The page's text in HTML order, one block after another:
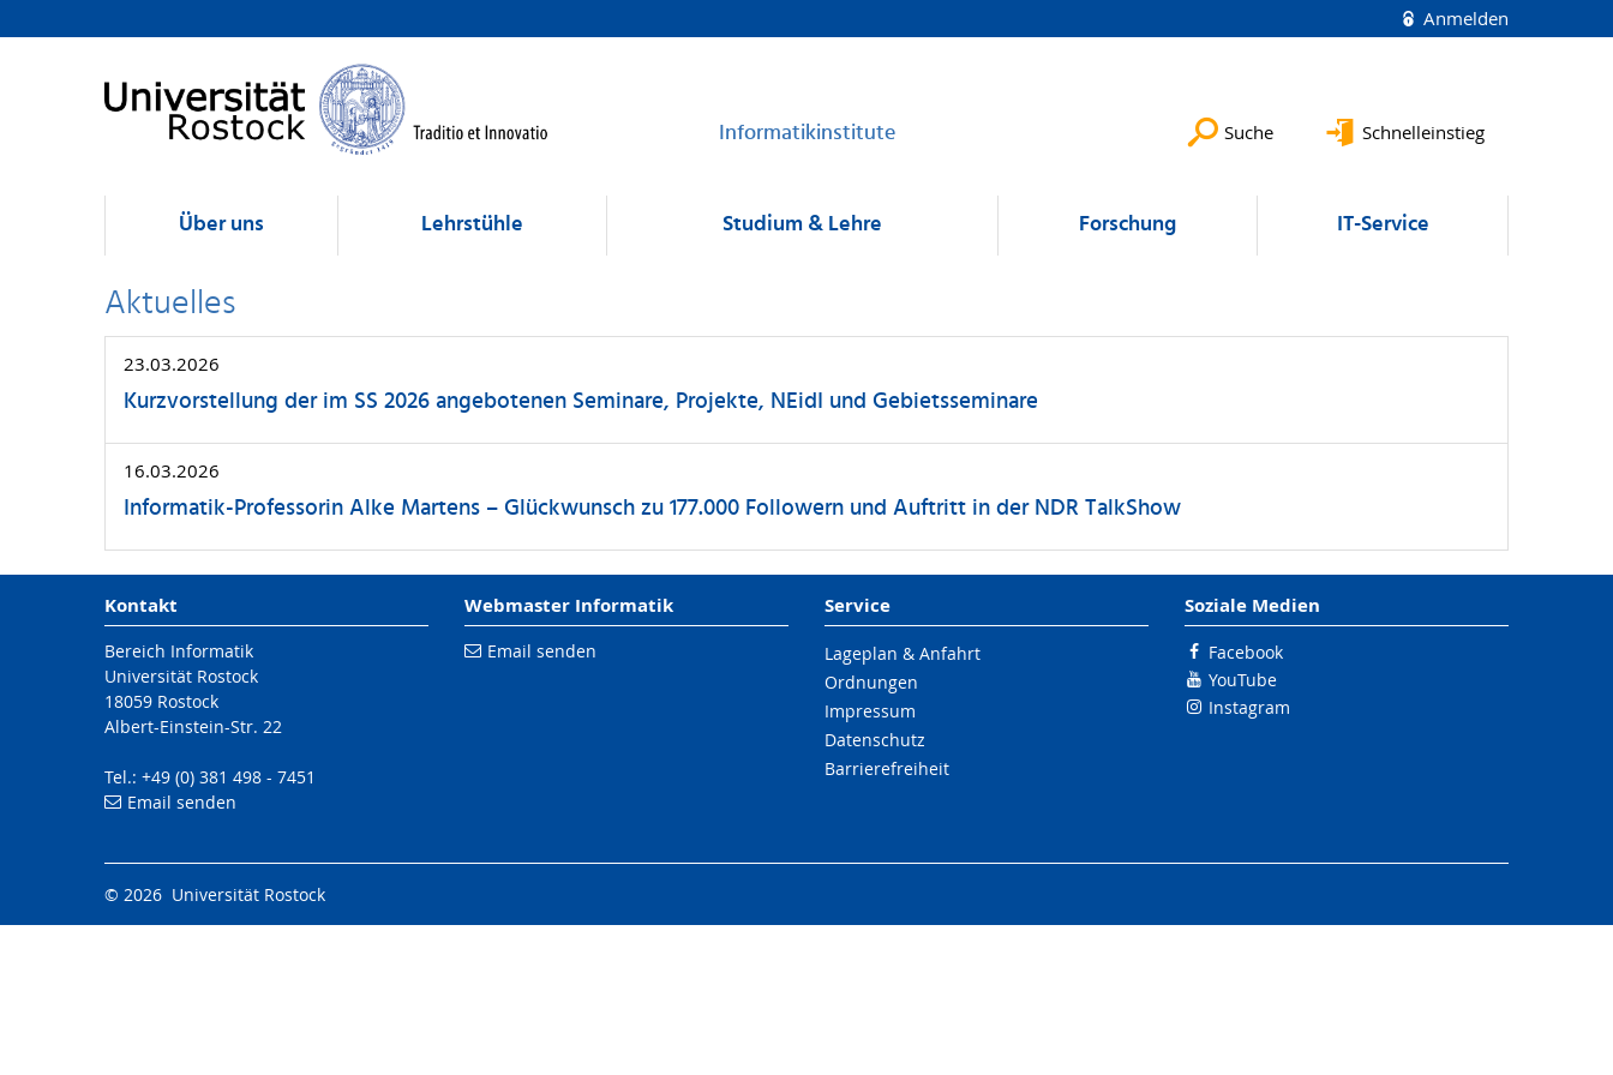
Anmelden
Informatikinstitute Suche Schnelleinstieg
Über uns Lehrstühle Studium & Lehre Forschung IT-Service
Aktuelles
23.03.2026
Kurzvorstellung der im SS 2026 angebotenen Seminare, Projekte, NEidI und Gebietsseminare
16.03.2026
Informatik-Professorin Alke Martens – Glückwunsch zu 177.000 Followern und Auftritt in der NDR TalkShow
Kontakt
Bereich Informatik
Universität Rostock
18059 Rostock
Albert-Einstein-Str. 22
Tel.: +49 (0) 381 498 - 7451
Email senden
Webmaster Informatik
Email senden
Service
Lageplan & Anfahrt
Ordnungen
Impressum
Datenschutz
Barrierefreiheit
Soziale Medien
Facebook
YouTube
Instagram
© 2026 Universität Rostock